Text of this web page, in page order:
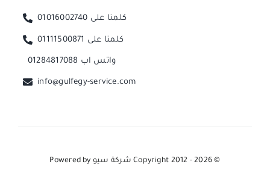
كلمنا على 01016002740
كلمنا على 01111500871
واتس اب 01284817088
info@gulfegy-service.com
© Copyright 2012 - 2026 شركة سيو